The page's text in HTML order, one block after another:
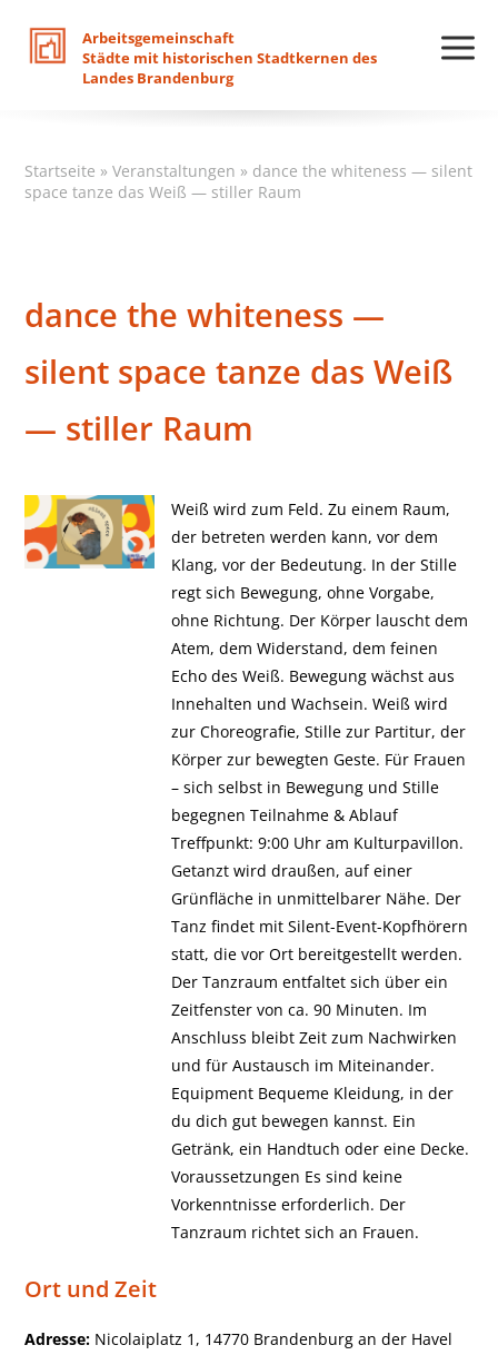
Arbeitsgemeinschaft
Städte mit historischen Stadtkernen des
Landes Brandenburg
Startseite »Veranstaltungen » dance the whiteness — silent
space tanze das Weiß — stiller Raum
dance the whiteness —
silent space tanze das Weiß
— stiller Raum
Weiß wird zum Feld. Zu einem Raum,
der betreten werden kann, vor dem
Klang, vor der Bedeutung. In der Stille
regt sich Bewegung, ohne Vorgabe,
ohne Richtung. Der Körper lauscht dem
Atem, dem Widerstand, dem feinen
Echo des Weiß. Bewegung wächst aus
Innehalten und Wachsein. Weiß wird
zur Choreografie, Stille zur Partitur, der
Körper zur bewegten Geste. Für Frauen
– sich selbst in Bewegung und Stille
begegnen Teilnahme & Ablauf
Treffpunkt: 9:00 Uhr am Kulturpavillon.
Getanzt wird draußen, auf einer
Grünfläche in unmittelbarer Nähe. Der
Tanz findet mit Silent-Event-Kopfhörern
statt, die vor Ort bereitgestellt werden.
Der Tanzraum entfaltet sich über ein
Zeitfenster von ca. 90 Minuten. Im
Anschluss bleibt Zeit zum Nachwirken
und für Austausch im Miteinander.
Equipment Bequeme Kleidung, in der
du dich gut bewegen kannst. Ein
Getränk, ein Handtuch oder eine Decke.
Voraussetzungen Es sind keine
Vorkenntnisse erforderlich. Der
Tanzraum richtet sich an Frauen.
Ort und Zeit
Adresse: Nicolaiplatz 1, 14770 Brandenburg an der Havel